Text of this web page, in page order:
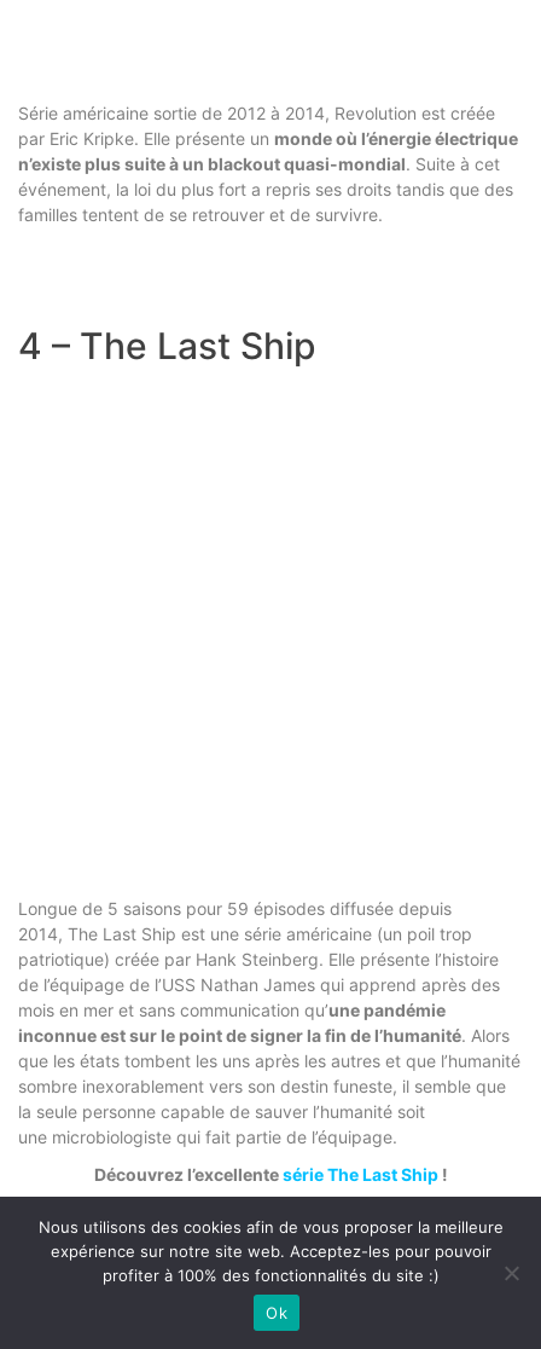
Série américaine sortie de 2012 à 2014, Revolution est créée
par Eric Kripke. Elle présente un monde où l’énergie électrique
n’existe plus suite à un blackout quasi-mondial. Suite à cet
événement, la loi du plus fort a repris ses droits tandis que des
familles tentent de se retrouver et de survivre.
4 – The Last Ship
Longue de 5 saisons pour 59 épisodes diffusée depuis
2014, The Last Ship est une série américaine (un poil trop
patriotique) créée par Hank Steinberg. Elle présente l’histoire
de l’équipage de l’USS Nathan James qui apprend après des
mois en mer et sans communication qu’une pandémie
inconnue est sur le point de signer la fin de l’humanité. Alors
que les états tombent les uns après les autres et que l’humanité
sombre inexorablement vers son destin funeste, il semble que
la seule personne capable de sauver l’humanité soit
une microbiologiste qui fait partie de l’équipage.
Découvrez l’excellentesérie The Last Ship!
3 – The Handmaid’s Tale
Nous utilisons des cookies afin de vous proposer la meilleure
expérience sur notre site web. Acceptez-les pour pouvoir
profiter à 100% des fonctionnalités du site :)
Ok